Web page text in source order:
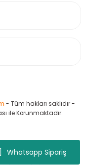
Whatsapp Sipariş
- Tüm hakları saklıdır -
ile Korunmaktadır.